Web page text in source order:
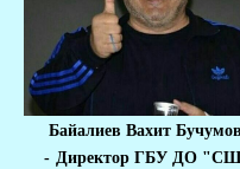
Байалиев Вахит
- Директор ГБУ ДО